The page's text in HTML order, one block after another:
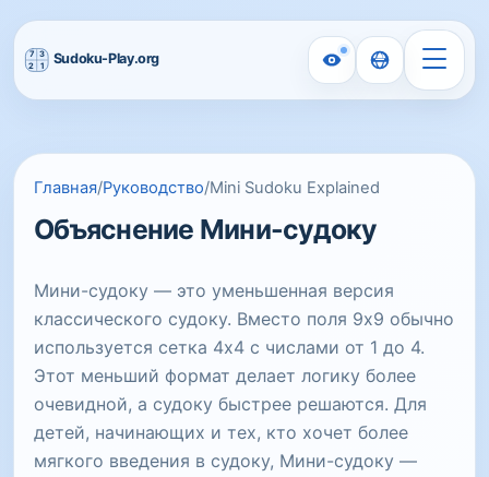
Главная/Руководство/Mini Sudoku Explained
Объяснение Мини-судоку
Мини-судоку — это уменьшенная версия
классического судоку. Вместо поля 9x9 обычно
используется сетка 4x4 с числами от 1 до 4.
Этот меньший формат делает логику более
очевидной, а судоку быстрее решаются. Для
детей, начинающих и тех, кто хочет более
мягкого введения в судоку, Мини-судоку —